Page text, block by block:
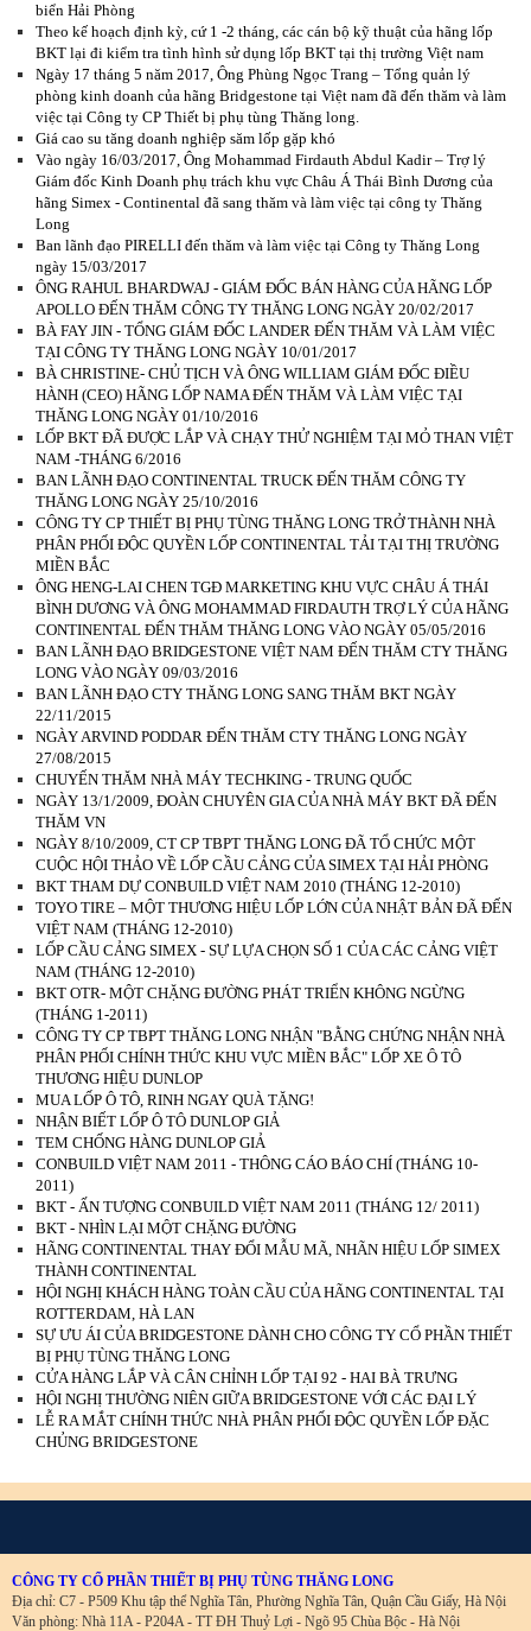
biển Hải Phòng
Theo kế hoạch định kỳ, cứ 1 -2 tháng, các cán bộ kỹ thuật của hãng lốp
BKT lại đi kiểm tra tình hình sử dụng lốp BKT tại thị trường Việt nam
Ngày 17 tháng 5 năm 2017, Ông Phùng Ngọc Trang – Tổng quản lý
phòng kinh doanh của hãng Bridgestone tại Việt nam đã đến thăm và làm
việc tại Công ty CP Thiết bị phụ tùng Thăng long.
Giá cao su tăng doanh nghiệp săm lốp gặp khó
Vào ngày 16/03/2017, Ông Mohammad Firdauth Abdul Kadir – Trợ lý
Giám đốc Kinh Doanh phụ trách khu vực Châu Á Thái Bình Dương của
hãng Simex - Continental đã sang thăm và làm việc tại công ty Thăng
Long
Ban lãnh đạo PIRELLI đến thăm và làm việc tại Công ty Thăng Long
ngày 15/03/2017
ÔNG RAHUL BHARDWAJ - GIÁM ĐỐC BÁN HÀNG CỦA HÃNG LỐP
APOLLO ĐẾN THĂM CÔNG TY THĂNG LONG NGÀY 20/02/2017
BÀ FAY JIN - TỔNG GIÁM ĐỐC LANDER ĐẾN THĂM VÀ LÀM VIỆC
TẠI CÔNG TY THĂNG LONG NGÀY 10/01/2017
BÀ CHRISTINE- CHỦ TỊCH VÀ ÔNG WILLIAM GIÁM ĐỐC ĐIỀU
HÀNH (CEO) HÃNG LỐP NAMA ĐẾN THĂM VÀ LÀM VIỆC TẠI
THĂNG LONG NGÀY 01/10/2016
LỐP BKT ĐÃ ĐƯỢC LẮP VÀ CHẠY THỬ NGHIỆM TẠI MỎ THAN VIỆT
NAM -THÁNG 6/2016
BAN LÃNH ĐẠO CONTINENTAL TRUCK ĐẾN THĂM CÔNG TY
THĂNG LONG NGÀY 25/10/2016
CÔNG TY CP THIẾT BỊ PHỤ TÙNG THĂNG LONG TRỞ THÀNH NHÀ
PHÂN PHỐI ĐỘC QUYỀN LỐP CONTINENTAL TẢI TẠI THỊ TRƯỜNG
MIỀN BẮC
ÔNG HENG-LAI CHEN TGĐ MARKETING KHU VỰC CHÂU Á THÁI
BÌNH DƯƠNG VÀ ÔNG MOHAMMAD FIRDAUTH TRỢ LÝ CỦA HÃNG
CONTINENTAL ĐẾN THĂM THĂNG LONG VÀO NGÀY 05/05/2016
BAN LÃNH ĐẠO BRIDGESTONE VIỆT NAM ĐẾN THĂM CTY THĂNG
LONG VÀO NGÀY 09/03/2016
BAN LÃNH ĐẠO CTY THĂNG LONG SANG THĂM BKT NGÀY
22/11/2015
NGÀY ARVIND PODDAR ĐẾN THĂM CTY THĂNG LONG NGÀY
27/08/2015
CHUYẾN THĂM NHÀ MÁY TECHKING - TRUNG QUỐC
NGÀY 13/1/2009, ĐOÀN CHUYÊN GIA CỦA NHÀ MÁY BKT ĐÃ ĐẾN
THĂM VN
NGÀY 8/10/2009, CT CP TBPT THĂNG LONG ĐÃ TỔ CHỨC MỘT
CUỘC HỘI THẢO VỀ LỐP CẦU CẢNG CỦA SIMEX TẠI HẢI PHÒNG
BKT THAM DỰ CONBUILD VIỆT NAM 2010 (THÁNG 12-2010)
TOYO TIRE – MỘT THƯƠNG HIỆU LỐP LỚN CỦA NHẬT BẢN ĐÃ ĐẾN
VIỆT NAM (THÁNG 12-2010)
LỐP CẦU CẢNG SIMEX - SỰ LỰA CHỌN SỐ 1 CỦA CÁC CẢNG VIỆT
NAM (THÁNG 12-2010)
BKT OTR- MỘT CHẶNG ĐƯỜNG PHÁT TRIỂN KHÔNG NGỪNG
(THÁNG 1-2011)
CÔNG TY CP TBPT THĂNG LONG NHẬN "BẰNG CHỨNG NHẬN NHÀ
PHÂN PHỐI CHÍNH THỨC KHU VỰC MIỀN BẮC" LỐP XE Ô TÔ
THƯƠNG HIỆU DUNLOP
MUA LỐP Ô TÔ, RINH NGAY QUÀ TẶNG!
NHẬN BIẾT LỐP Ô TÔ DUNLOP GIẢ
TEM CHỐNG HÀNG DUNLOP GIẢ
CONBUILD VIỆT NAM 2011 - THÔNG CÁO BÁO CHÍ (THÁNG 10-
2011)
BKT - ẤN TƯỢNG CONBUILD VIỆT NAM 2011 (THÁNG 12/ 2011)
BKT - NHÌN LẠI MỘT CHẶNG ĐƯỜNG
HÃNG CONTINENTAL THAY ĐỔI MẪU MÃ, NHÃN HIỆU LỐP SIMEX
THÀNH CONTINENTAL
HỘI NGHỊ KHÁCH HÀNG TOÀN CẦU CỦA HÃNG CONTINENTAL TẠI
ROTTERDAM, HÀ LAN
SỰ ƯU ÁI CỦA BRIDGESTONE DÀNH CHO CÔNG TY CỔ PHẦN THIẾT
BỊ PHỤ TÙNG THĂNG LONG
CỬA HÀNG LẮP VÀ CÂN CHỈNH LỐP TẠI 92 - HAI BÀ TRƯNG
HỘI NGHỊ THƯỜNG NIÊN GIỮA BRIDGESTONE VỚI CÁC ĐẠI LÝ
LỄ RA MẮT CHÍNH THỨC NHÀ PHÂN PHỐI ĐỘC QUYỀN LỐP ĐẶC
CHỦNG BRIDGESTONE
CÔNG TY CỔ PHẦN THIẾT BỊ PHỤ TÙNG THĂNG LONG
Địa chỉ: C7 - P509 Khu tập thể Nghĩa Tân, Phường Nghĩa Tân, Quận Cầu Giấy, Hà Nội
Văn phòng: Nhà 11A - P204A - TT ĐH Thuỷ Lợi - Ngõ 95 Chùa Bộc - Hà Nội